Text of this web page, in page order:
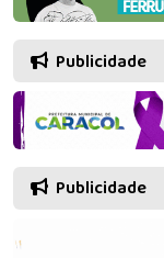
Publicidade
Publicidade